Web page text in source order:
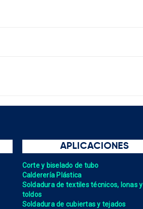
APLICACIONES
Corte y biselado de tubo
Calderería Plástica
Soldadura de textiles técnicos, lonas y
toldos
Soldadura de cubiertas y tejados